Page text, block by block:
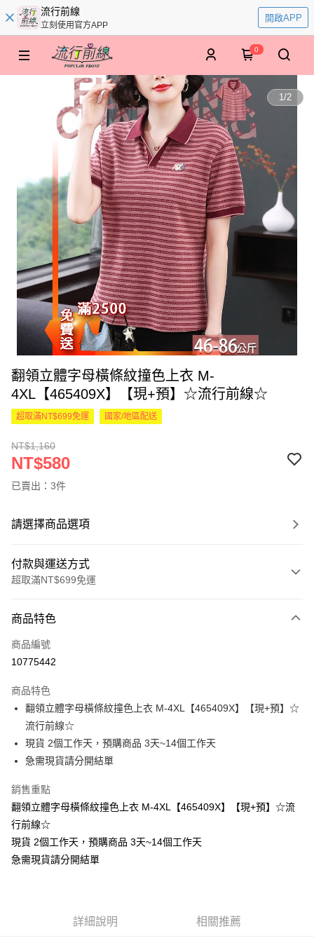
流行前線
立刻使用官方APP
開啟APP
0
1/2
翻領立體字母橫條紋撞色上衣 M-
4XL【465409X】【現+預】☆流行前線☆
超取滿NT$699免運 國家/地區配送
NT$1,160
NT$580
已賣出：3件
請選擇商品選項
付款與運送方式
超取滿NT$699免運
信用卡一次付款
超商取貨付款
Apple Pay
街口支付
悠遊付
Google Pay
全支付
大哥付你分期
2.付款方式選擇「大哥付你分期」，訂單成立後會自動跳轉到大哥付的交易
商品特色
商品編號
10775442
商品特色
翻領立體字母橫條紋撞色上衣 M-4XL【465409X】【現+預】☆
流行前線☆
現貨 2個工作天，預購商品 3天~14個工作天
急需現貨請分開結單
銷售重點
翻領立體字母橫條紋撞色上衣 M-4XL【465409X】【現+預】☆流
行前線☆
現貨 2個工作天，預購商品 3天~14個工作天
急需現貨請分開結單
詳細說明 相關推薦